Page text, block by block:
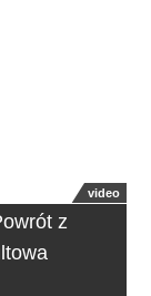
video
z